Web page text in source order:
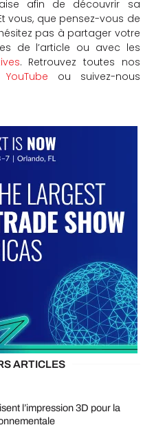
afin de découvrir sa
vous, que pensez-vous de
pas à partager votre
de l’article ou avec les
. Retrouvez toutes nos
YouTube ou suivez-nous
ARTICLES
l’impression 3D pour la